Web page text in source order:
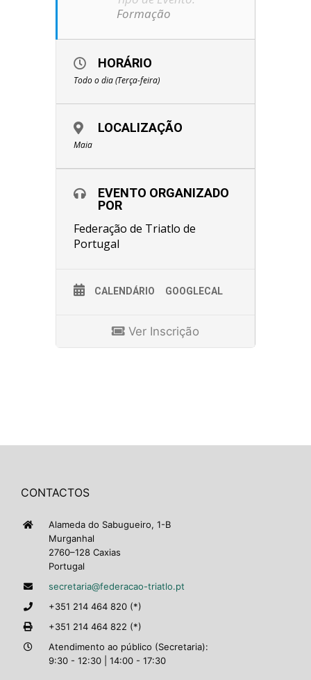
Formação
HORÁRIO
Todo o dia (Terça-feira)
LOCALIZAÇÃO
Maia
EVENTO ORGANIZADO
POR
Federação de Triatlo de
Portugal
CALENDÁRIO GOOGLECAL
Ver Inscrição
CONTACTOS
Alameda do Sabugueiro, 1-B
Murganhal
2760–128 Caxias
Portugal
secretaria@federacao-triatlo.pt
+351 214 464 820 (*)
+351 214 464 822 (*)
Atendimento ao público (Secretaria):
9:30 - 12:30 | 14:00 - 17:30